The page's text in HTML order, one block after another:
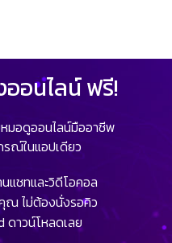
อนไลน์ ฟรี!
มอดูออนไลน์มืออาชีพ
ณ์ในแอปเดียว
แชทและวิดีโอคอล
ณ ไม่ต้องนั่งรอคิว
ดาวน์โหลดเลย